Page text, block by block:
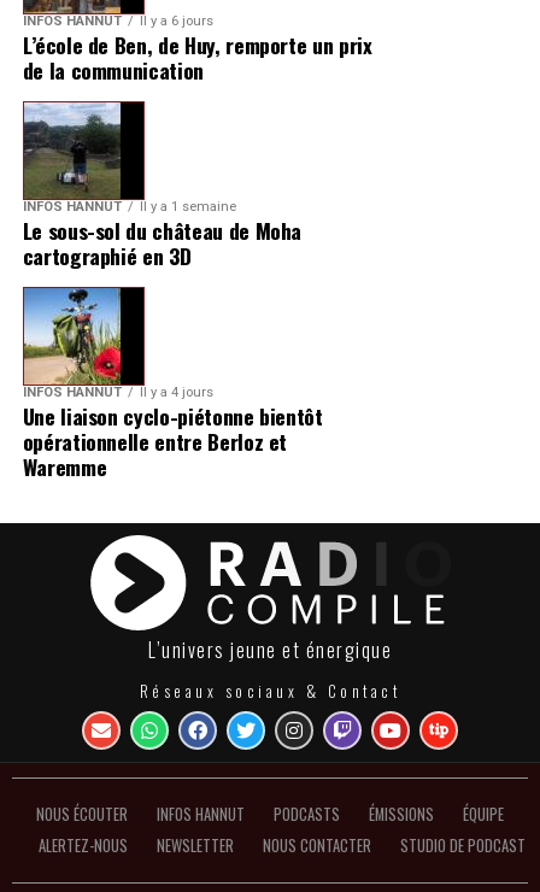
INFOS HANNUT Il y a 6 jours
L’école de Ben, de Huy, remporte un prix
de la communication
INFOS HANNUT Il y a 1 semaine
Le sous-sol du château de Moha
cartographié en 3D
INFOS HANNUT Il y a 4 jours
Une liaison cyclo-piétonne bientôt
opérationnelle entre Berloz et
Waremme
L’univers jeune et énergique
Réseaux sociaux & Contact
NOUS ÉCOUTER INFOS HANNUT PODCASTS ÉMISSIONS
ÉQUIPE
ALERTEZ-NOUS
NEWSLETTER NOUS CONTACTER STUDIO DE PODCAST